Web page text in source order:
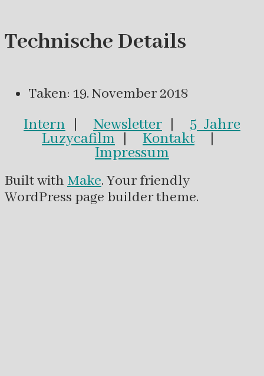
Technische Details
Taken: 19. November 2018
Intern | Newsletter | 5 Jahre
Luzycafilm | Kontakt|
Impressum
Built with Make. Your friendly
WordPress page builder theme.